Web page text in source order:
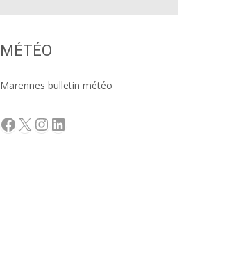
MÉTÉO
Marennes bulletin météo
Facebook
X Instagram
LinkedIn